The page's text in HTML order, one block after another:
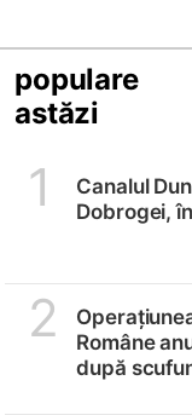
populare
astăzi
1
Canalul
Dobrogei,
2
Române
după